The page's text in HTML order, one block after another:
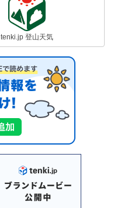
tenki.jp 登山天気